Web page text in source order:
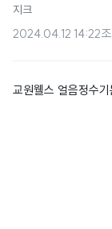
지크
2024.04.12 14:22
교원웰스 얼음정수